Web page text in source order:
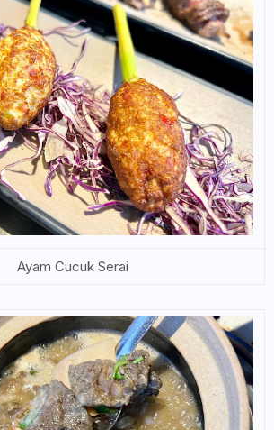
Ayam Cucuk Serai